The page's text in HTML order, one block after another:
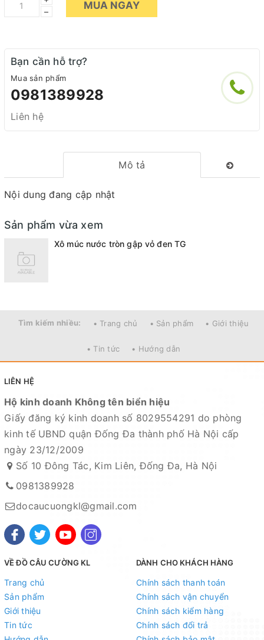
–
MUA NGAY
Bạn cần hỗ trợ?
Mua sản phẩm
0981389928
Liên hệ
Mô tả
Nội dung đang cập nhật
Sản phẩm vừa xem
Xô múc nước tròn gập vỏ đen TG
Tìm kiếm nhiều: • Trang chủ • Sản phẩm • Giới thiệu
• Tin tức • Hướng dẫn
LIÊN HỆ
Hộ kinh doanh Không tên biển hiệu
Giấy đăng ký kinh doanh số 8029554291 do phòng
kinh tế UBND quận Đống Đa thành phố Hà Nội cấp
ngày 23/12/2009
Số 10 Đông Tác, Kim Liên, Đống Đa, Hà Nội
0981389928
docaucuongkl@gmail.com
VỀ ĐỒ CÂU CƯỜNG KL
Trang chủ
Sản phẩm
Giới thiệu
Tin tức
DÀNH CHO KHÁCH HÀNG
Chính sách thanh toán
Chính sách vận chuyển
Chính sách kiểm hàng
Chính sách đổi trả